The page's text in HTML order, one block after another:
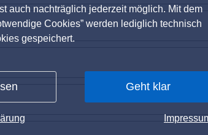
auch nachträglich jederzeit möglich. Mit dem
Cookies” werden lediglich technisch
gespeichert.
Geht klar